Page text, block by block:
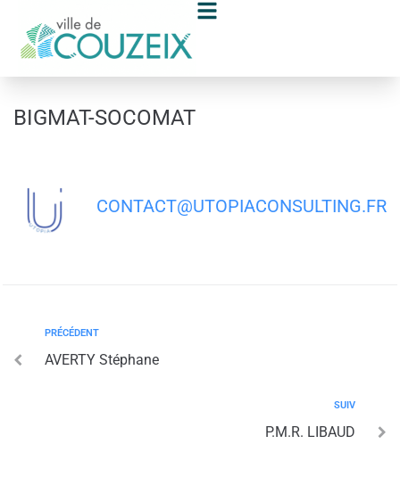
BIGMAT-SOCOMAT
CONTACT@UTOPIACONSULTING.FR
PRÉCÉDENT
AVERTY Stéphane
SUIV
P.M.R. LIBAUD